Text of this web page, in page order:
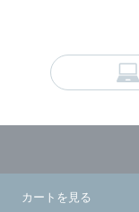
カートを見る